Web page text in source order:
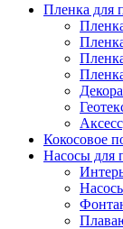
Пленка для
Кокосовое
Насосы для